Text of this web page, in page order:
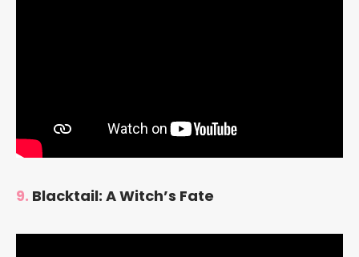
9. Blacktail: A Witch’s Fate